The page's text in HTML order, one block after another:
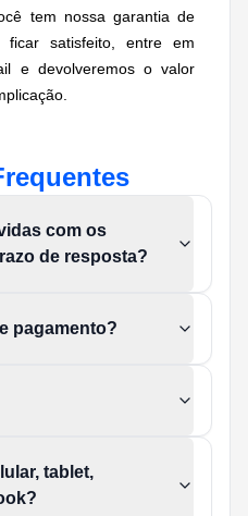
tem nossa garantia de
satisfeito, entre em
e devolveremos o valor
com os
de resposta?
pagamento?
tablet,